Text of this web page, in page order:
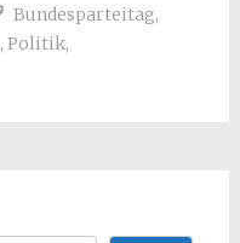
Bundesparteitag,
, Politik,